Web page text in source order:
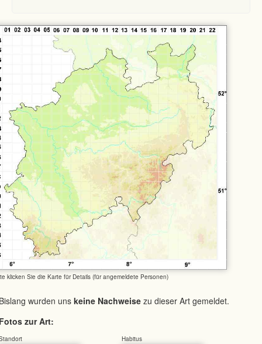
klicken Sie die Karte für Details (für angemeldete Personen)
wurden uns keine Nachweise zu dieser Art gemeldet.
zur Art:
Habitus